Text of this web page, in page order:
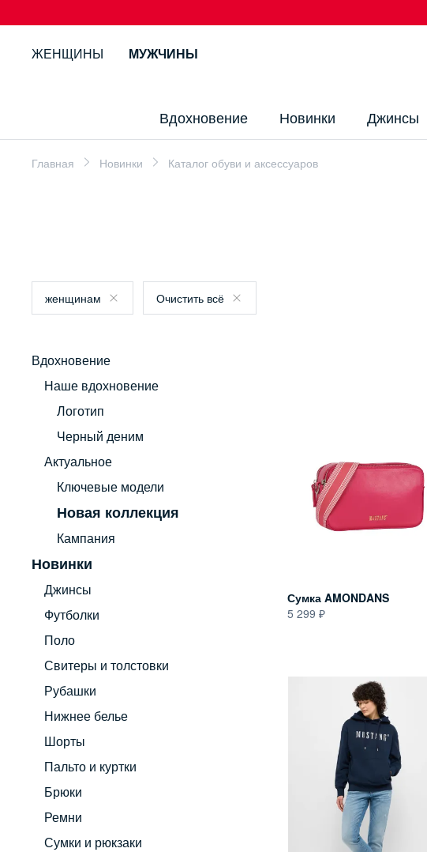
ЖЕНЩИНЫ МУЖЧИНЫ
Вдохновение Новинки Джинсы
Главная Новинки Каталог обуви и аксессуаров
женщинам Очистить всё
Вдохновение
Наше вдохновение
Логотип
Черный деним
Актуальное
Ключевые модели
Новая коллекция
Кампания
Новинки
Джинсы
Футболки
Поло
Свитеры и толстовки
Рубашки
Нижнее белье
Шорты
Пальто и куртки
Брюки
Ремни
Сумки и рюкзаки
Сумка AMONDANS
5 299